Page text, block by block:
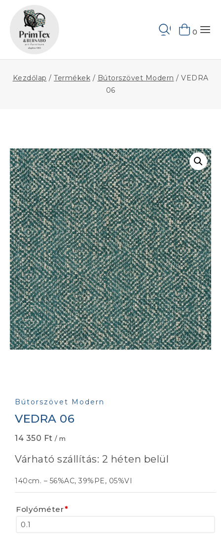
content
0
Kezdőlap / Termékek / Bútorszövet Modern / VEDRA
06
Bútorszövet Modern
VEDRA 06
14 350 Ft / m
Várható szállítás: 2 héten belül
140cm. – 56%AC, 39%PE, 05%VI
Folyóméter*